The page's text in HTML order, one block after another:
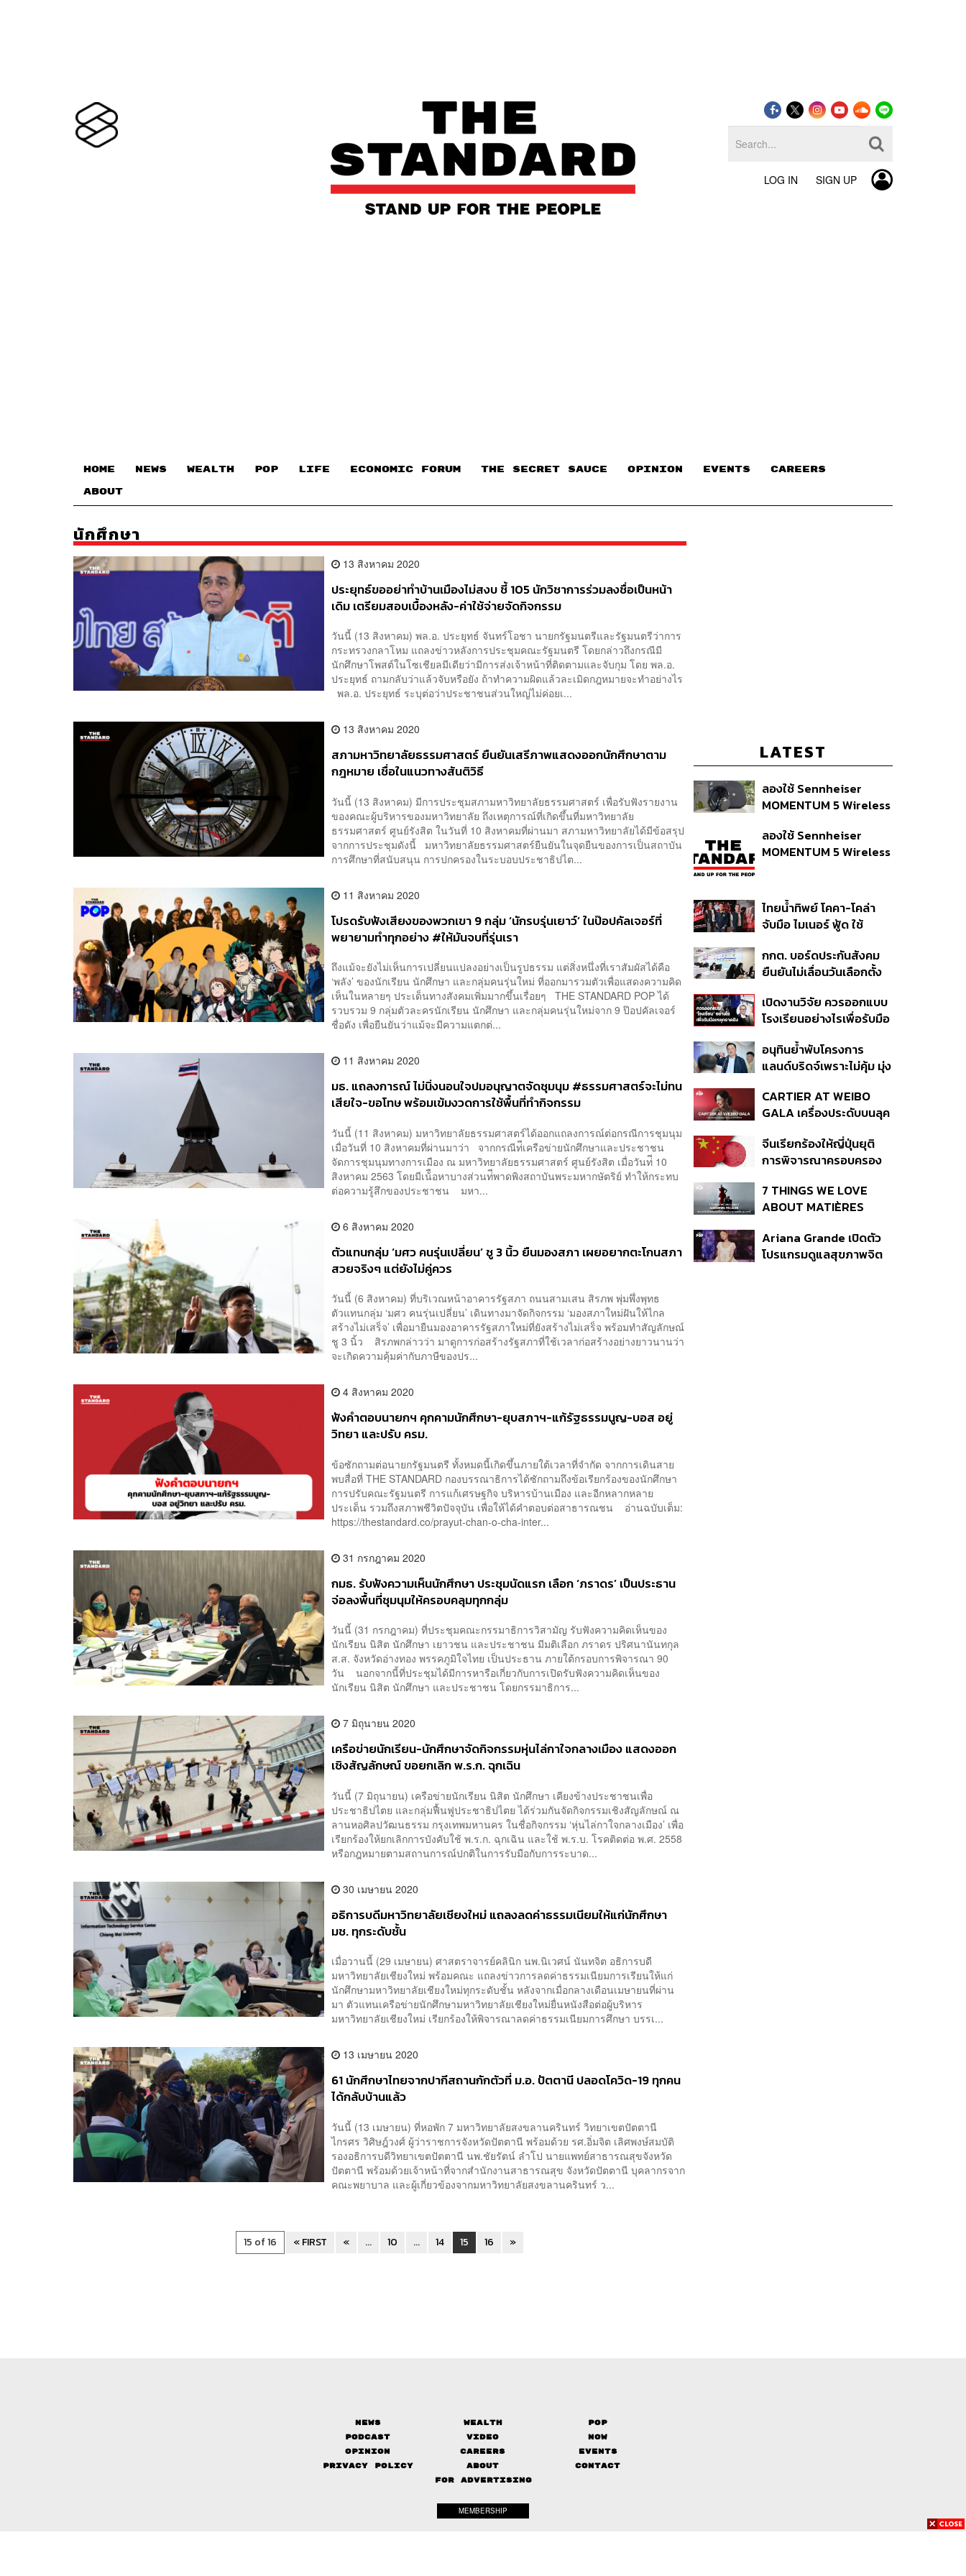
LOG IN SIGN UP
HOME NEWS WEALTH POP LIFE ECONOMIC FORUM THE SECRET SAUCE​ OPINION EVENTS CAREERS
ABOUT
นักศึกษา
13 สิงหาคม 2020
ประยุทธ์ขออย่าทำบ้านเมืองไม่สงบ ชี้ 105 นักวิชาการร่วมลงชื่อเป็นหน้า
เดิม เตรียมสอบเบื้องหลัง-ค่าใช้จ่ายจัดกิจกรรม
วันนี้ (13 สิงหาคม) พล.อ. ประยุทธ์ จันทร์โอชา นายกรัฐมนตรีและรัฐมนตรีว่าการ
กระทรวงกลาโหม แถลงข่าวหลังการประชุมคณะรัฐมนตรี โดยกล่าวถึงกรณีมี
นักศึกษาโพสต์ในโซเชียลมีเดียว่ามีการส่งเจ้าหน้าที่ติดตามและจับกุม โดย พล.อ.
ประยุทธ์ ถามกลับว่าแล้วจับหรือยัง ถ้าทำความผิดแล้วละเมิดกฎหมายจะทำอย่างไร
พล.อ. ประยุทธ์ ระบุต่อว่าประชาชนส่วนใหญ่ไม่ค่อยเ...
13 สิงหาคม 2020
สภามหาวิทยาลัยธรรมศาสตร์ ยืนยันเสรีภาพแสดงออกนักศึกษาตาม
กฎหมาย เชื่อในแนวทางสันติวิธี
วันนี้ (13 สิงหาคม) มีการประชุมสภามหาวิทยาลัยธรรมศาสตร์ เพื่อรับฟังรายงาน
ของคณะผู้บริหารของมหาวิทยาลัย ถึงเหตุการณ์ที่เกิดขึ้นที่มหาวิทยาลัย
ธรรมศาสตร์ ศูนย์รังสิต ในวันที่ 10 สิงหาคมที่ผ่านมา สภามหาวิทยาลัยได้มีข้อสรุป
จากการประชุมดังนี้ มหาวิทยาลัยธรรมศาสตร์ยืนยันในจุดยืนของการเป็นสถาบัน
การศึกษาที่สนับสนุน การปกครองในระบอบประชาธิปไต...
11 สิงหาคม 2020
โปรดรับฟังเสียงของพวกเขา 9 กลุ่ม ‘นักรบรุ่นเยาว์’ ในป๊อปคัลเจอร์ที่
พยายามทำทุกอย่าง #ให้มันจบที่รุ่นเรา
ถึงแม้จะยังไม่เห็นการเปลี่ยนแปลงอย่างเป็นรูปธรรม แต่สิ่งหนึ่งที่เราสัมผัสได้คือ
‘พลัง’ ของนักเรียน นักศึกษา และกลุ่มคนรุ่นใหม่ ที่ออกมารวมตัวเพื่อแสดงความคิด
เห็นในหลายๆ ประเด็นทางสังคมเพิ่มมากขึ้นเรื่อยๆ THE STANDARD POP ได้
รวบรวม 9 กลุ่มตัวละครนักเรียน นักศึกษา และกลุ่มคนรุ่นใหม่จาก 9 ป๊อปคัลเจอร์
ชื่อดัง เพื่อยืนยันว่าแม้จะมีความแตกต่...
11 สิงหาคม 2020
มธ. แถลงการณ์ ไม่นิ่งนอนใจปมอนุญาตจัดชุมนุม #ธรรมศาสตร์จะไม่ทน
เสียใจ-ขอโทษ พร้อมเข้มงวดการใช้พื้นที่ทำกิจกรรม
วันนี้ (11 สิงหาคม) มหาวิทยาลัยธรรมศาสตร์ได้ออกแถลงการณ์ต่อกรณีการชุมนุม
เมื่อวันที่ 10 สิงหาคมที่ผ่านมาว่า จากกรณีท่ีเครือข่ายนักศึกษาและประชาชน
จัดการชุมนุมทางการเมือง ณ มหาวิทยาลัยธรรมศาสตร์ ศูนย์รังสิต เมื่อวันท่ี 10
สิงหาคม 2563 โดยมีเน้ือหาบางส่วนท่ีพาดพิงสถาบันพระมหากษัตริย์ ทำให้กระทบ
ต่อความรู้สึกของประชาชน มหา...
6 สิงหาคม 2020
ตัวแทนกลุ่ม ‘มศว คนรุ่นเปลี่ยน’ ชู 3 นิ้ว ยืนมองสภา เผยอยากตะโกนสภา
สวยจริงๆ แต่ยังไม่คู่ควร
วันนี้ (6 สิงหาคม) ที่บริเวณหน้าอาคารรัฐสภา ถนนสามเสน สิรภพ พุ่มพึ่งพุทธ
ตัวแทนกลุ่ม ‘มศว คนรุ่นเปลี่ยน’ เดินทางมาจัดกิจกรรม ‘มองสภาใหม่ฝันให้ไกล
สร้างไม่เสร็จ’ เพื่อมายืนมองอาคารรัฐสภาใหม่ที่ยังสร้างไม่เสร็จ พร้อมทำสัญลักษณ์
ชู 3 นิ้ว สิรภพกล่าวว่า มาดูการก่อสร้างรัฐสภาที่ใช้เวลาก่อสร้างอย่างยาวนานว่า
จะเกิดความคุ้มค่ากับภาษีของปร...
4 สิงหาคม 2020
ฟังคำตอบนายกฯ คุกคามนักศึกษา-ยุบสภาฯ-แก้รัฐธรรมนูญ-บอส อยู่
วิทยา และปรับ ครม.
ข้อซักถามต่อนายกรัฐมนตรี ทั้งหมดนี้เกิดขึ้นภายใต้เวลาที่จำกัด จากการเดินสาย
พบสื่อที่ THE STANDARD กองบรรณาธิการได้ซักถามถึงข้อเรียกร้องของนักศึกษา
การปรับคณะรัฐมนตรี การแก้เศรษฐกิจ บริหารบ้านเมือง และอีกหลากหลาย
ประเด็น รวมถึงสภาพชีวิตปัจจุบัน เพื่อให้ได้คำตอบต่อสาธารณชน อ่านฉบับเต็ม:
https://thestandard.co/prayut-chan-o-cha-inter...
31 กรกฎาคม 2020
กมธ. รับฟังความเห็นนักศึกษา ประชุมนัดแรก เลือก ‘ภราดร’ เป็นประธาน
จ่อลงพื้นที่ชุมนุมให้ครอบคลุมทุกกลุ่ม
วันนี้ (31 กรกฎาคม) ที่ประชุมคณะกรรมาธิการวิสามัญ รับฟังความคิดเห็นของ
นักเรียน นิสิต นักศึกษา เยาวชน และประชาชน มีมติเลือก ภราดร ปริศนานันทกุล
ส.ส. จังหวัดอ่างทอง พรรคภูมิใจไทย เป็นประธาน ภายใต้กรอบการพิจารณา 90
วัน นอกจากนี้ที่ประชุมได้มีการหารือเกี่ยวกับการเปิดรับฟังความคิดเห็นของ
นักเรียน นิสิต นักศึกษา และประชาชน โดยกรรมาธิการ...
7 มิถุนายน 2020
เครือข่ายนักเรียน-นักศึกษาจัดกิจกรรมหุ่นไล่กาใจกลางเมือง แสดงออก
เชิงสัญลักษณ์ ขอยกเลิก พ.ร.ก. ฉุกเฉิน
วันนี้ (7 มิถุนายน) เครือข่ายนักเรียน นิสิต นักศึกษา เคียงข้างประชาชนเพื่อ
ประชาธิปไตย และกลุ่มฟื้นฟูประชาธิปไตย ได้ร่วมกันจัดกิจกรรมเชิงสัญลักษณ์ ณ
ลานหอศิลปวัฒนธรรม กรุงเทพมหานคร ในชื่อกิจกรรม ‘หุ่นไล่กาใจกลางเมือง’ เพื่อ
เรียกร้องให้ยกเลิกการบังคับใช้ พ.ร.ก. ฉุกเฉิน และใช้ พ.ร.บ. โรคติดต่อ พ.ศ. 2558
หรือกฎหมายตามสถานการณ์ปกติในการรับมือกับการระบาด...
30 เมษายน 2020
อธิการบดีมหาวิทยาลัยเชียงใหม่ แถลงลดค่าธรรมเนียมให้แก่นักศึกษา
มช. ทุกระดับชั้น
เมื่อวานนี้ (29 เมษายน) ศาสตราจารย์คลินิก นพ.นิเวศน์ นันทจิต อธิการบดี
มหาวิทยาลัยเชียงใหม่ พร้อมคณะ แถลงข่าวการลดค่าธรรมเนียมการเรียนให้แก่
นักศึกษามหาวิทยาลัยเชียงใหม่ทุกระดับชั้น หลังจากเมื่อกลางเดือนเมษายนที่ผ่าน
มา ตัวแทนเครือข่ายนักศึกษามหาวิทยาลัยเชียงใหม่ยื่นหนังสือต่อผู้บริหาร
มหาวิทยาลัยเชียงใหม่ เรียกร้องให้พิจารณาลดค่าธรรมเนียมการศึกษา บรรเ...
13 เมษายน 2020
61 นักศึกษาไทยจากปากีสถานกักตัวที่ ม.อ. ปัตตานี ปลอดโควิด-19 ทุกคน
ได้กลับบ้านแล้ว
วันนี้ (13 เมษายน) ที่หอพัก 7 มหาวิทยาลัยสงขลานครินทร์ วิทยาเขตปัตตานี
ไกรศร วิศิษฎ์วงศ์ ผู้ว่าราชการจังหวัดปัตตานี พร้อมด้วย รศ.อิ่มจิต เลิศพงษ์สมบัติ
รองอธิการบดีวิทยาเขตปัตตานี นพ.ชัยรัตน์ ลำโป นายแพทย์สาธารณสุขจังหวัด
ปัตตานี พร้อมด้วยเจ้าหน้าที่จากสำนักงานสาธารณสุข จังหวัดปัตตานี บุคลากรจาก
คณะพยาบาล และผู้เกี่ยวข้องจากมหาวิทยาลัยสงขลานครินทร์ ว...
15 of 16 « FIRST « ... 10 ... 14 15 16 »
LATEST
ลองใช้ Sennheiser
MOMENTUM 5 Wireless
ถอดเปลี่ยนแบตเองได้
ก่อนกฎ EU บังคับปีหน้า
ลองใช้ Sennheiser
MOMENTUM 5 Wireless
ก่อนกฎ EU บังคับปีหน้า
ไทยน้ำทิพย์ โคคา-โคล่า
จับมือ ไมเนอร์ ฟู้ด ใช้
พัน Music Marketing ใน
ปีที่ธุรกิจร้านอาหารโต
กกต. บอร์ดประกันสังคม
ยืนยันไม่เลื่อนวันเลือกตั้ง
ตามคำสั่งทุเลาของศาล
เปิดงานวิจัย ควรออกแบบ
โรงเรียนอย่างไรเพื่อรับมือ
อนุทินย้ำพับโครงการ
แลนด์บริดจ์เพราะไม่คุ้ม มุ่ง
รองรับอ่าวไทย-อันดามัน
CARTIER AT WEIBO
GALA เครื่องประดับบนลุค
สำคัญ
จีนเรียกร้องให้ญี่ปุ่นยุติ
การพิจารณาครอบครอง
7 THINGS WE LOVE
ABOUT MATIÈRES
Ariana Grande เปิดตัว
โปรแกรมดูแลสุขภาพจิต
News Wealth
Pop
Podcast
Video
Now
Opinion
Careers
Events
Privacy Policy
About
Contact
FOR ADVERTISING
MEMBERSHIP